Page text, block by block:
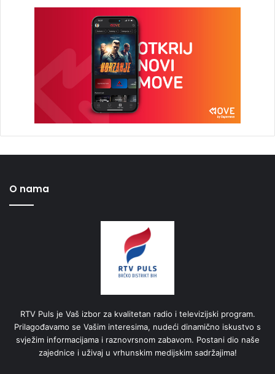
O nama
RTV Puls je Vaš izbor za kvalitetan radio i televizijski program.
Prilagođavamo se Vašim interesima, nudeći dinamično iskustvo s
svježim informacijama i raznovrsnom zabavom. Postani dio naše
zajednice i uživaj u vrhunskim medijskim sadržajima!